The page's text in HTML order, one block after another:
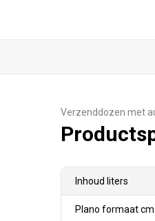
Verzenddozen met
Inhoud liters
Plano formaat cm